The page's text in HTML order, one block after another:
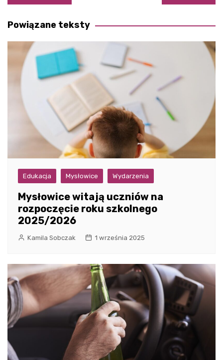
wpisu
Powiązane teksty
Edukacja Mysłowice Wydarzenia
Mysłowice witają uczniów na
rozpoczęcie roku szkolnego
2025/2026
Kamila Sobczak 1 września 2025